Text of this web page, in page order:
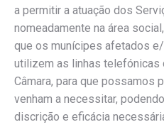
a permitir a atuação dos
nomeadamente na área
que os munícipes afetados
utilizem as linhas
Câmara, para que possamos
venham a necessitar,
discrição e eficácia